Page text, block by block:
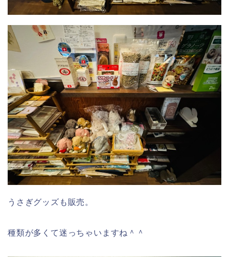
うさぎグッズも販売。
種類が多くて迷っちゃいますね＾＾